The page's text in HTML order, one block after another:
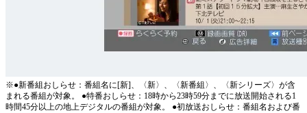
※●新番組おしらせ：番組名に[新]、〈新〉、〈新番組〉、〈新シリーズ〉が含
まれる番組が対象。 ●特番おしらせ：18時から23時59分までに放送開始される1
時間45分以上の地上デジタルの番組が対象。 ●初放送おしらせ：番組名および番